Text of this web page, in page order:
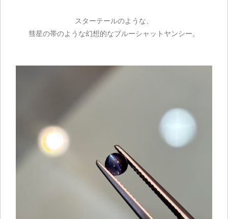
スターテールのような、
彗星の帯のような幻想的なブルーシャットヤンシー。